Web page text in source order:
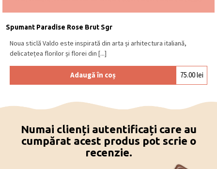
Spumant Paradise Rose Brut Sgr
Noua sticlă Valdo este inspirată din arta și arhitectura italiană,
delicatețea florilor și florei din [...]
Adaugă în coș 75.00lei
Numai clienți autentificați care au
cumpărat acest produs pot scrie o
recenzie.